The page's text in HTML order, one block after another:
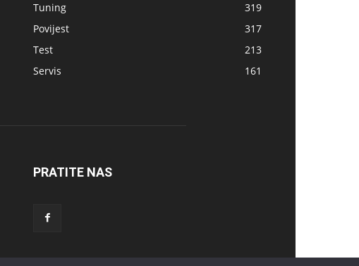
Tuning
319
Povijest
317
Test
213
Servis
161
PRATITE NAS